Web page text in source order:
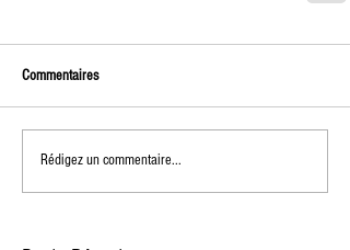
Commentaires
Rédigez un commentaire...